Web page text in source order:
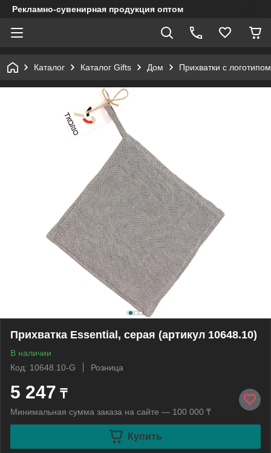
Рекламно-сувенирная продукция оптом
Каталог Каталог Gifts Дом Прихватки с логотипом
Прихватка Essential, серая (артикул 10648.10)
В наличии
Код: 10648.10-G
Розница
5 247 ₸
Минимальная сумма заказа на сайте — 100 000 ₸
Купить